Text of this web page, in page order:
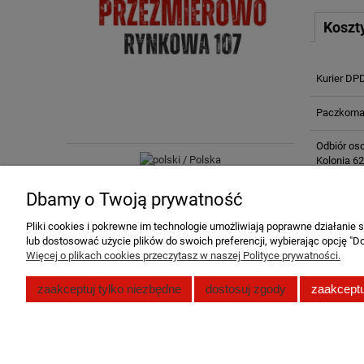
Kurier
Odbiór
Kolonia
Pomoc
Zwroty i reklamacje
Moje konto
Twoje
Dbamy o Twoją prywatność
Pliki cookies i pokrewne im technologie umożliwiają poprawne
lub dostosować użycie plików do swoich preferencji, wybierając opcję
Więcej o plikach cookies przeczytasz w naszej Polityce prywatności.
zaakceptuj tylko niezbędne dostosuj zgody